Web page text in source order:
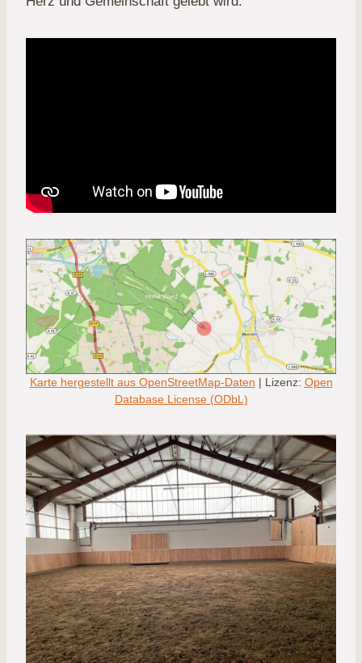
Karte hergestellt aus OpenStreetMap-Daten | Lizenz: Open
Database License (ODbL)